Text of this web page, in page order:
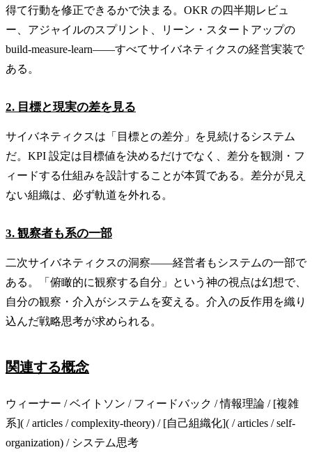
得て行動を修正できるかで決まる。OKR の四半期レビュ
ー、アジャイルのスプリント、リーン・スタートアップの
build-measure-learn——すべてサイバネティクスの経営実装で
ある。
2. 目標と現実の差を見る
サイバネティクスは「目標との差分」を見続けるシステム
だ。KPI 設定は目標値を決めるだけでなく、差分を観測・フ
ィードする仕組みを設計することが本質である。差分が見え
ない組織は、必ず軌道を外れる。
3. 観察者も系の一部
二次サイバネティクスの洞察——経営者もシステムの一部で
ある。「俯瞰的に観察する自分」という神の視点は幻想で、
自分の観察・介入がシステムを変える。介入の反作用を織り
込んだ戦略思考が求められる。
関連する概念
ウィーナー / ベイトソン / フィードバック / 情報理論 / [複雑
系]( / articles / complexity-theory) / [自己組織化]( / articles / self-
organization) / システム思考